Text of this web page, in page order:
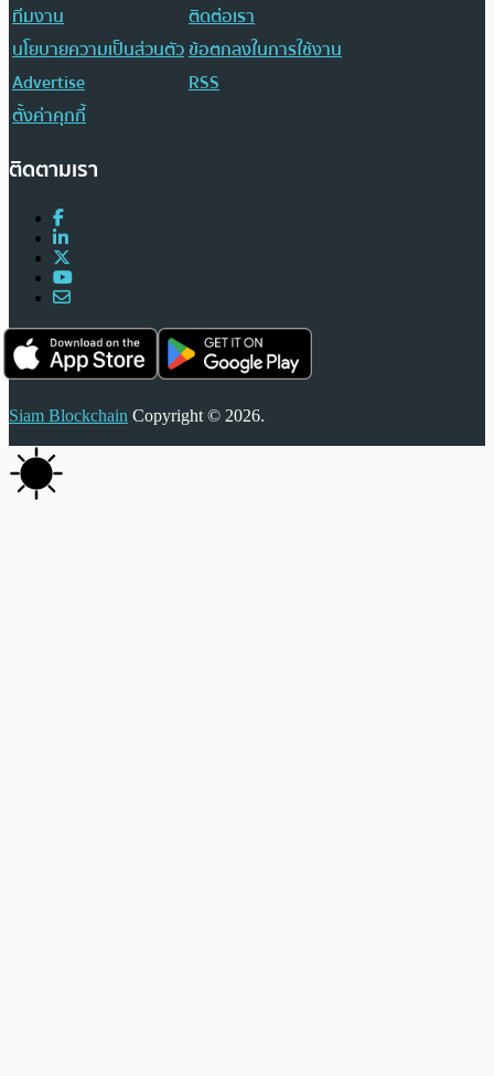
ทีมงาน
ติดต่อเรา
นโยบายความเป็นส่วนตัวข้อตกลงในการใช้งาน
Advertise
RSS
ตั้งค่าคุกกี้
ติดตามเรา
Siam Blockchain Copyright © 2026.